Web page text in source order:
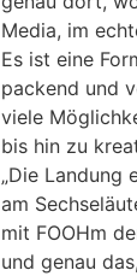
Media, im
Es ist eine
packend und
viele
bis hin zu
„Die Landung
am
mit FOOHm
und genau